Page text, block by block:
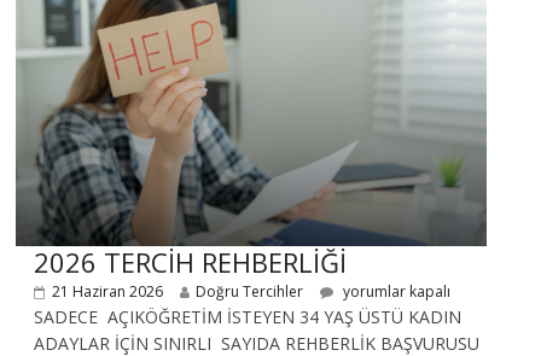
2026 TERCİH REHBERLİĞİ
21 Haziran 2026 Doğru Tercihler yorumlar kapalı
SADECE AÇIKÖĞRETİM İSTEYEN 34 YAŞ ÜSTÜ KADIN
ADAYLAR İÇİN SINIRLI SAYIDA REHBERLİK BAŞVURUSU